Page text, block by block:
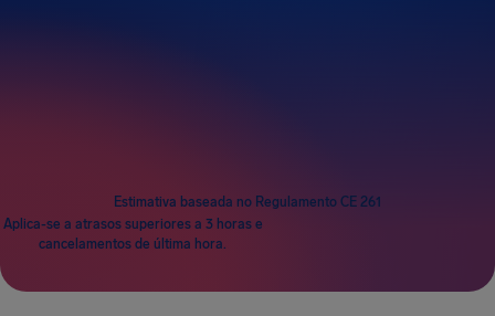
Estimativa baseada no Regulamento CE 261
Aplica-se a atrasos superiores a 3 horas e
cancelamentos de última hora.